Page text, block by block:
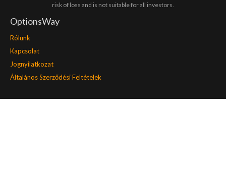
risk of loss and is not suitable for all investors.
OptionsWay
Rólunk
Kapcsolat
Jognyilatkozat
Általános Szerződési Feltételek